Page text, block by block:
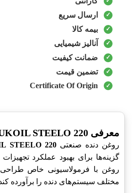
ارسال سریع
بیمه کالا
آنالیز شیمیایی
ضمانت کیفیت
تضمین قیمت
Certificate Of Origin
معرفی LUKOIL STEELO 220
روغن دنده صنعتیSTEELO 220
گزینه‌ها برای بهبود عملکرد
روغن با فرمولاسیونی خاص
مختلف سیستم‌های دنده را برآورده